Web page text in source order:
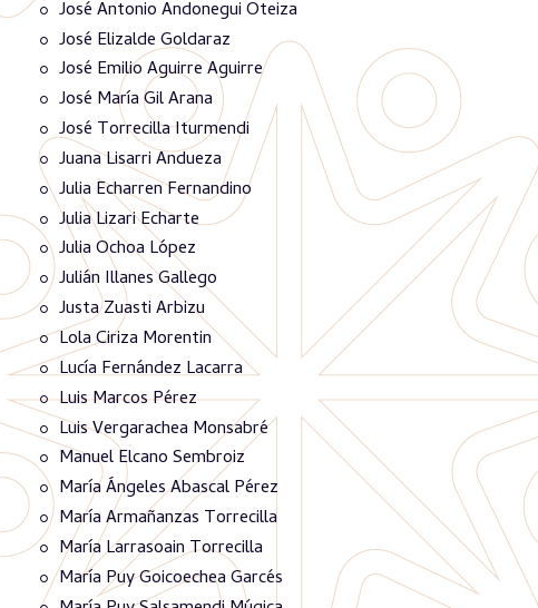
José Antonio Andonegui Oteiza
José Elizalde Goldaraz
José Emilio Aguirre Aguirre
José María Gil Arana
José Torrecilla Iturmendi
Juana Lisarri Andueza
Julia Echarren Fernandino
Julia Lizari Echarte
Julia Ochoa López
Julián Illanes Gallego
Justa Zuasti Arbizu
Lola Ciriza Morentin
Lucía Fernández Lacarra
Luis Marcos Pérez
Luis Vergarachea Monsabré
Manuel Elcano Sembroiz
María Ángeles Abascal Pérez
María Armañanzas Torrecilla
María Larrasoain Torrecilla
María Puy Goicoechea Garcés